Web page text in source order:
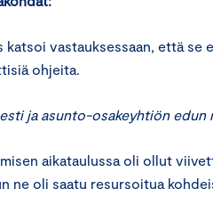
katsoi vastauksessaan, että se
ohjeita.
ja asunto-osakeyhtiön edun
aikataulussa oli ollut
ne oli saatu resursoitua